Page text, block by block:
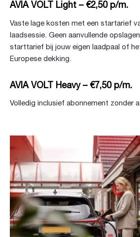
AVIA VOLT Light – €2,50 p/m.
Vaste lage kosten met een startarief
laadsessie. Geen aanvullende
starttarief bij jouw eigen laadpaal of
Europese dekking.
AVIA VOLT Heavy – €7,50 p/m.
Volledig inclusief abonnement zonder